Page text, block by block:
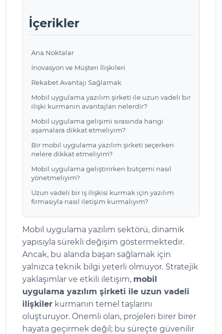
İçerikler
Ana Noktalar
İnovasyon ve Müşteri İlişkileri
Rekabet Avantajı Sağlamak
Mobil uygulama yazılım şirketi ile uzun vadeli bir
ilişki kurmanın avantajları nelerdir?
Mobil uygulama gelişimi sırasında hangi
aşamalara dikkat etmeliyim?
Bir mobil uygulama yazılım şirketi seçerken
nelere dikkat etmeliyim?
Mobil uygulama geliştirirken bütçemi nasıl
yönetmeliyim?
Uzun vadeli bir iş ilişkisi kurmak için yazılım
firmasıyla nasıl iletişim kurmalıyım?
Mobil uygulama yazılım sektörü, dinamik
yapısıyla sürekli değişim göstermektedir.
Ancak, bu alanda başarı sağlamak için
yalnızca teknik bilgi yeterli olmuyor. Stratejik
yaklaşımlar ve etkili iletişim, mobil
uygulama yazılım şirketi ile uzun vadeli
ilişkiler kurmanın temel taşlarını
oluşturuyor. Önemli olan, projeleri birer birer
hayata geçirmek değil; bu süreçte güvenilir